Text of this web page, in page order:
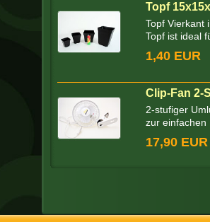
Topf
Topf Vierkant
Topf ist ideal
1,40 EUR
Clip-Fan 2-
2-stufiger
zur einfachen
17,90 EUR